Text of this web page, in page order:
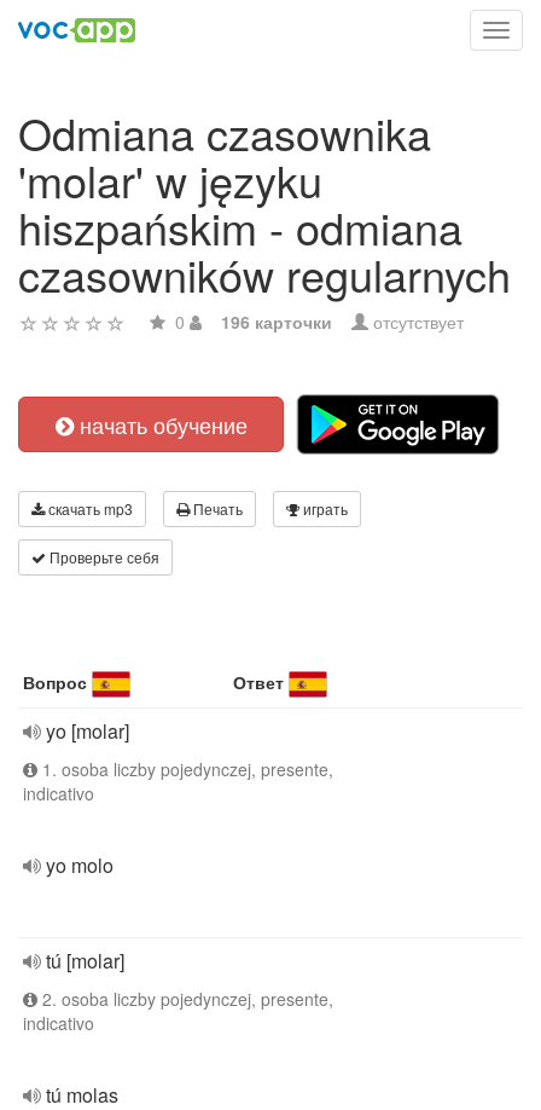
Odmiana czasownika
'molar' w języku
hiszpańskim - odmiana
czasowników regularnych
0 196 карточки отсутствует
начать обучение
скачать mp3 Печать играть
Проверьте себя
Вопрос Ответ
yo [molar]
1. osoba liczby pojedynczej, presente,
indicativo
yo molo
tú [molar]
2. osoba liczby pojedynczej, presente,
indicativo
tú molas